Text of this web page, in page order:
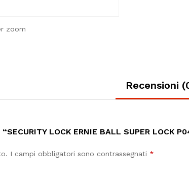
zoom
Recensioni
LOCK ERNIE BALL SUPER LOCK
I campi obbligatori sono contrassegnati *